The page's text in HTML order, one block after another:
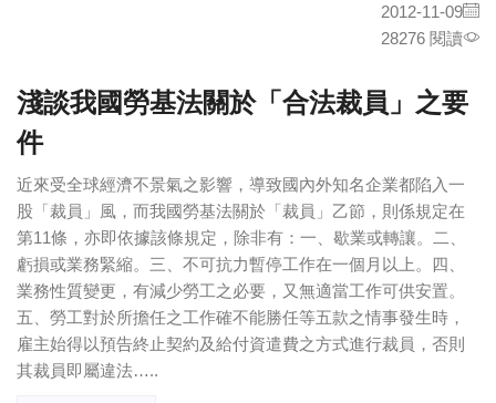
2012-11-09
28276 閱讀
淺談我國勞基法關於「合法裁員」之要
件
近來受全球經濟不景氣之影響，導致國內外知名企業都陷入一
股「裁員」風，而我國勞基法關於「裁員」乙節，則係規定在
第11條，亦即依據該條規定，除非有：一、歇業或轉讓。二、
虧損或業務緊縮。三、不可抗力暫停工作在一個月以上。四、
業務性質變更，有減少勞工之必要，又無適當工作可供安置。
五、勞工對於所擔任之工作確不能勝任等五款之情事發生時，
雇主始得以預告終止契約及給付資遣費之方式進行裁員，否則
其裁員即屬違法…..